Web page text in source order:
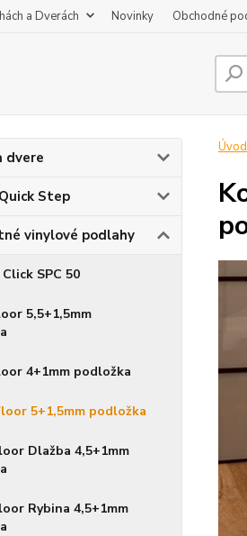
a Dverách Novinky Obchodné
dvere
Step
vinylové podlahy
SPC 50
5,5+1,5mm
4+1mm podložka
5+1,5mm podložka
Dlažba 4,5+1mm
Rybina 4,5+1mm
Úvod